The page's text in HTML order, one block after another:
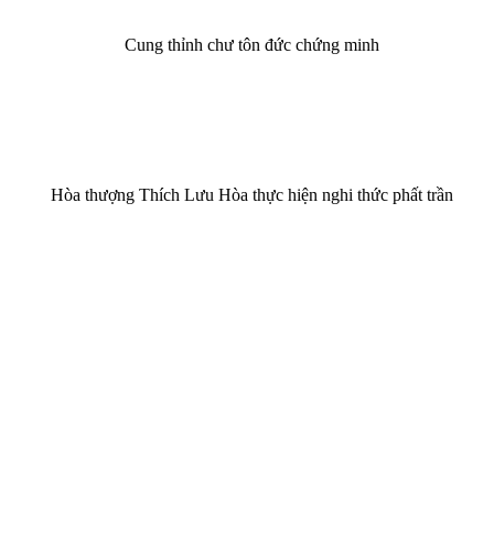
Cung thỉnh chư tôn đức chứng minh
Hòa thượng Thích Lưu Hòa thực hiện nghi thức phất trần